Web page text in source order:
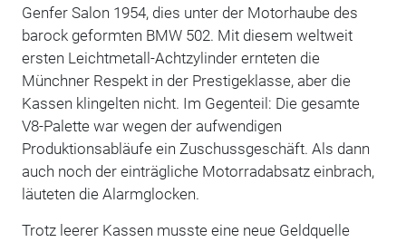
Genfer Salon 1954, dies unter der Motorhaube des
barock geformten BMW 502. Mit diesem weltweit
ersten Leichtmetall-Achtzylinder ernteten die
Münchner Respekt in der Prestigeklasse, aber die
Kassen klingelten nicht. Im Gegenteil: Die gesamte
V8-Palette war wegen der aufwendigen
Produktionsabläufe ein Zuschussgeschäft. Als dann
auch noch der einträgliche Motorradabsatz einbrach,
läuteten die Alarmglocken.
Trotz leerer Kassen musste eine neue Geldquelle